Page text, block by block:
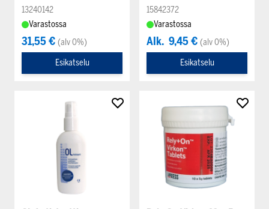
13240142
Varastossa
31,55 € (alv 0%)
Esikatselu
15842372
Varastossa
Alk. 9,45 € (alv 0%)
Esikatselu